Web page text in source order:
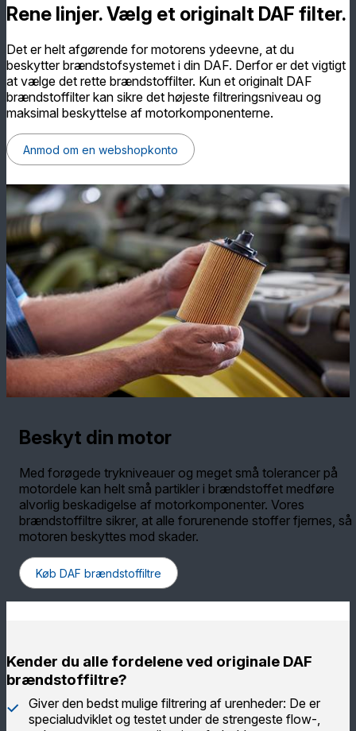
Rene linjer. Vælg et originalt DAF filter.
Det er helt afgørende for motorens ydeevne, at du
beskytter brændstofsystemet i din DAF. Derfor er det vigtigt
at vælge det rette brændstoffilter. Kun et originalt DAF
brændstoffilter kan sikre det højeste filtreringsniveau og
maksimal beskyttelse af motorkomponenterne.
Anmod om en webshopkonto
Beskyt din motor
Med forøgede trykniveauer og meget små tolerancer på
motordele kan helt små partikler i brændstoffet medføre
alvorlig beskadigelse af motorkomponenter. Vores
brændstoffiltre sikrer, at alle forurenende stoffer fjernes, så
motoren beskyttes mod skader.
Køb DAF brændstoffiltre
Kender du alle fordelene ved originale DAF
brændstoffiltre?
Giver den bedst mulige filtrering af urenheder: De er
specialudviklet og testet under de strengeste flow-,